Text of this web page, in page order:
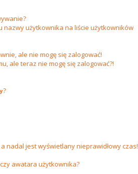
użytkownika na liście użytkowników
ale nie mogę się zalogować!
ale teraz nie mogę się zalogować?!
?
nadal jest wyświetlany nieprawidłowy czas!
awatara użytkownika?